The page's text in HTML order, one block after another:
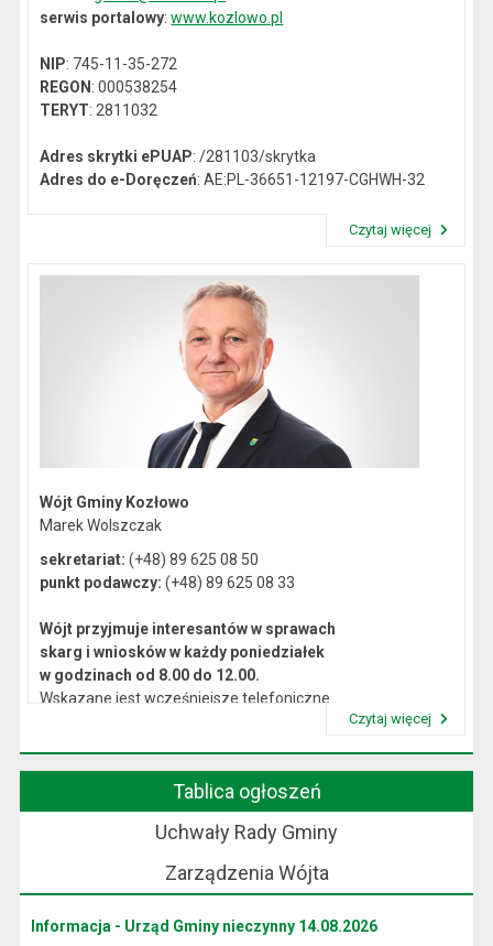
serwis portalowy:www.kozlowo.pl
NIP: 745-11-35-272
REGON: 000538254
TERYT: 2811032
Adres skrytki ePUAP: /281103/skrytka
Adres do e-Doręczeń: AE:PL-36651-12197-CGHWH-32
Czytaj więcej
Wójt Gminy Kozłowo
Marek Wolszczak
sekretariat: (+48) 89 625 08 50
punkt podawczy: (+48) 89 625 08 33
Wójt przyjmuje interesantów w sprawach
skarg i wniosków w każdy poniedziałek
w godzinach od 8.00 do 12.00.
Wskazane jest wcześniejsze telefoniczne
Czytaj więcej
Tablica ogłoszeń
Uchwały Rady Gminy
Zarządzenia Wójta
Informacja - Urząd Gminy nieczynny 14.08.2026